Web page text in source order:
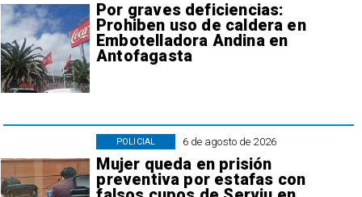
Por graves deficiencias:
Prohiben uso de caldera en
Embotelladora Andina en
Antofagasta
6 de agosto de 2026
Mujer queda en prisión
preventiva por estafas con
POLICIAL